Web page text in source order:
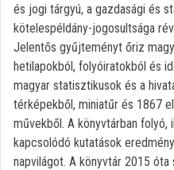
Log In
Organization discovery
Categories
Organization playlists
Organizations
és jogi tárgyú, a gazdasági és
kötelespéldány-jogosultsága
Jelentős gyűjteményt őriz
hetilapokból, folyóiratokból és
magyar statisztikusok és a
térképekből, miniatűr és 1867
művekből. A könyvtárban
kapcsolódó kutatások
napvilágot. A könyvtár 2015